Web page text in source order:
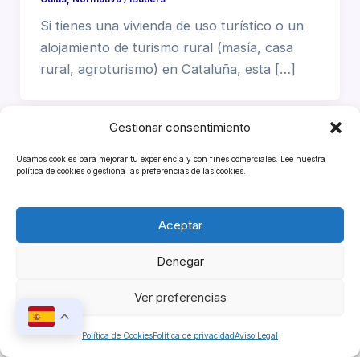
Gestionar consentimiento
Usamos cookies para mejorar tu experiencia y con fines comerciales. Lee nuestra
política de cookies o gestiona las preferencias de las cookies.
Aceptar
Denegar
Ver preferencias
Política de CookiesPolítica de privacidadAviso Legal
Si tienes una vivienda de uso turístico o un
alojamiento de turismo rural (masía, casa
rural, agroturismo) en Cataluña, esta […]